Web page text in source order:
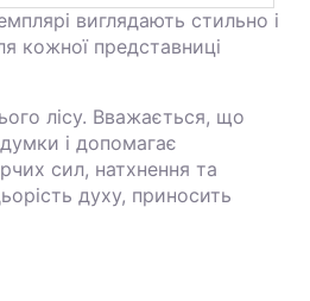
виглядають стильно і
кожної представниці
лісу. Вважається, що
і допомагає
сил, натхнення та
духу, приносить